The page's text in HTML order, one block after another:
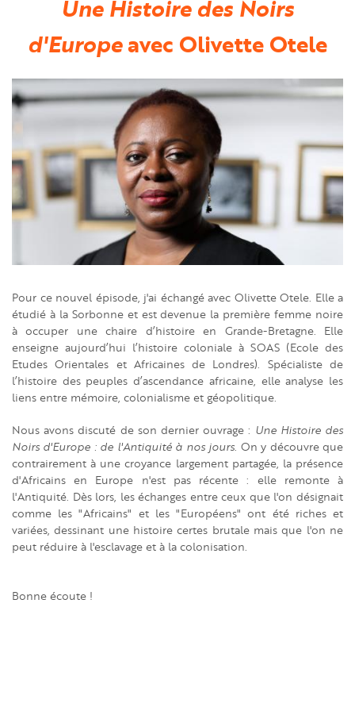
Une Histoire des Noirs
d'Europeavec Olivette Otele
Pour ce nouvel épisode, j'ai échangé avec Olivette Otele. Elle a
étudié à la Sorbonne et est devenue la première femme noire
à occuper une chaire d’histoire en Grande-Bretagne. Elle
enseigne aujourd’hui l’histoire coloniale à SOAS (Ecole des
Etudes Orientales et Africaines de Londres). Spécialiste de
l’histoire des peuples d’ascendance africaine, elle analyse les
liens entre mémoire, colonialisme et géopolitique.
Nous avons discuté de son dernier ouvrage : Une Histoire des
Noirs d'Europe : de l'Antiquité à nos jours. On y découvre que
contrairement à une croyance largement partagée, la présence
d'Africains en Europe n'est pas récente : elle remonte à
l'Antiquité. Dès lors, les échanges entre ceux que l'on désignait
comme les "Africains" et les "Européens" ont été riches et
variées, dessinant une histoire certes brutale mais que l'on ne
peut réduire à l'esclavage et à la colonisation.
Bonne écoute !